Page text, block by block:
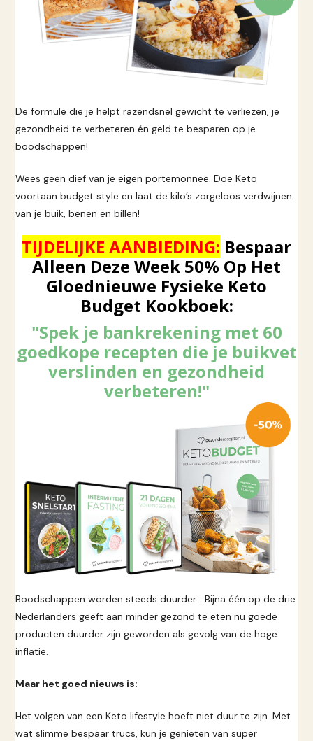
De formule die je helpt razendsnel gewicht te verliezen, je
gezondheid te verbeteren én geld te besparen op je
boodschappen!
Wees geen dief van je eigen portemonnee. Doe Keto
voortaan budget style en laat de kilo’s zorgeloos verdwijnen
van je buik, benen en billen!
TIJDELIJKE AANBIEDING: Bespaar
Alleen Deze Week 50% Op Het
Gloednieuwe Fysieke Keto
Budget Kookboek:
"Spek je bankrekening met 60
goedkope recepten die je buikvet
verslinden en gezondheid
verbeteren!"
Boodschappen worden steeds duurder… Bijna één op de drie
Nederlanders geeft aan minder gezond te eten nu goede
producten duurder zijn geworden als gevolg van de hoge
inflatie.
Maar het goed nieuws is:
Het volgen van een Keto lifestyle hoeft niet duur te zijn. Met
wat slimme bespaar trucs, kun je genieten van super